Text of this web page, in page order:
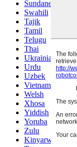
Sundanese
Swahili
Tajik
Tamil
Telugu
Thai
Ukrainian
Urdu
Uzbek
Vietnamese
Welsh
Xhosa
Yiddish
Yoruba
Zulu
Kinyarwanda